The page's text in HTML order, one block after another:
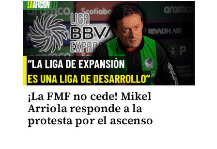
¡La FMF no cede! Mikel
Arriola responde a la
protesta por el ascenso